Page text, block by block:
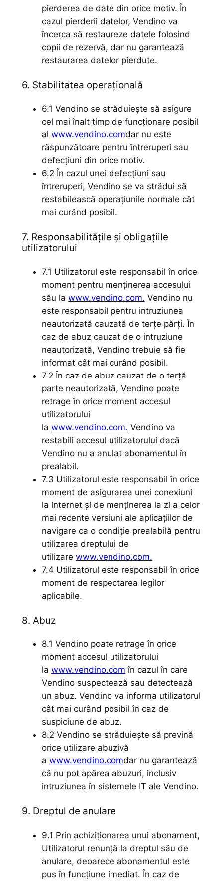
pierderea de date din orice motiv. În
cazul pierderii datelor, Vendino va
încerca să restaureze datele folosind
copii de rezervă, dar nu garantează
restaurarea datelor pierdute.
6. Stabilitatea operațională
6.1 Vendino se străduiește să asigure
cel mai înalt timp de funcționare posibil
al www.vendino.comdar nu este
răspunzătoare pentru întreruperi sau
defecțiuni din orice motiv.
6.2 În cazul unei defecțiuni sau
întreruperi, Vendino se va strădui să
restabilească operațiunile normale cât
mai curând posibil.
7. Responsabilitățile și obligațiile
utilizatorului
7.1 Utilizatorul este responsabil în orice
moment pentru menținerea accesului
său la www.vendino.com. Vendino nu
este responsabil pentru intruziunea
neautorizată cauzată de terțe părți. În
caz de abuz cauzat de o intruziune
neautorizată, Vendino trebuie să fie
informat cât mai curând posibil.
7.2 În caz de abuz cauzat de o terță
parte neautorizată, Vendino poate
retrage în orice moment accesul
utilizatorului
la www.vendino.com. Vendino va
restabili accesul utilizatorului dacă
Vendino nu a anulat abonamentul în
prealabil.
7.3 Utilizatorul este responsabil în orice
moment de asigurarea unei conexiuni
la internet și de menținerea la zi a celor
mai recente versiuni ale aplicațiilor de
navigare ca o condiție prealabilă pentru
utilizarea dreptului de
utilizare www.vendino.com.
7.4 Utilizatorul este responsabil în orice
moment de respectarea legilor
aplicabile.
8. Abuz
8.1 Vendino poate retrage în orice
moment accesul utilizatorului
la www.vendino.com în cazul în care
Vendino suspectează sau detectează
un abuz. Vendino va informa utilizatorul
cât mai curând posibil în caz de
suspiciune de abuz.
8.2 Vendino se străduiește să prevină
orice utilizare abuzivă
a www.vendino.comdar nu garantează
că nu pot apărea abuzuri, inclusiv
intruziunea în sistemele IT ale Vendino.
9. Dreptul de anulare
9.1 Prin achiziționarea unui abonament,
Utilizatorul renunță la dreptul său de
anulare, deoarece abonamentul este
pus în funcțiune imediat. În caz de